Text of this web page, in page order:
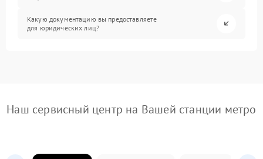
Какую документацию вы предоставляете
для юридических лиц?
Наш сервисный центр на Вашей станции метро